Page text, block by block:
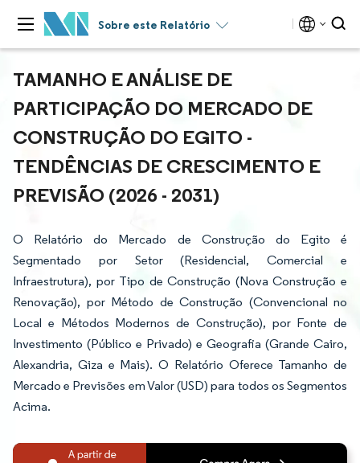
Sobre este Relatório
TAMANHO E ANÁLISE DE
PARTICIPAÇÃO DO MERCADO DE
CONSTRUÇÃO DO EGITO -
TENDÊNCIAS DE CRESCIMENTO E
PREVISÃO (2026 - 2031)
O Relatório do Mercado de Construção do Egito é
Segmentado por Setor (Residencial, Comercial e
Infraestrutura), por Tipo de Construção (Nova Construção e
Renovação), por Método de Construção (Convencional no
Local e Métodos Modernos de Construção), por Fonte de
Investimento (Público e Privado) e Geografia (Grande Cairo,
Alexandria, Giza e Mais). O Relatório Oferece Tamanho de
Mercado e Previsões em Valor (USD) para todos os Segmentos
Acima.